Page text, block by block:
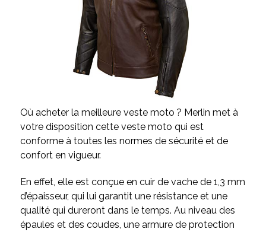
Où acheter la meilleure veste moto ? Merlin met à
votre disposition cette veste moto qui est
conforme à toutes les normes de sécurité et de
confort en vigueur.
En effet, elle est conçue en cuir de vache de 1,3 mm
d’épaisseur, qui lui garantit une résistance et une
qualité qui dureront dans le temps. Au niveau des
épaules et des coudes, une armure de protection